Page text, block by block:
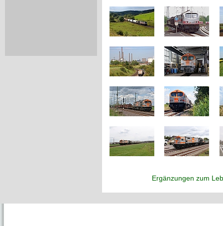
Ergänzungen zum